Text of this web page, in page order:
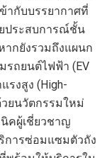
ากับบรรยากาศที่
ประสบการณ์ชั้น
ากยังรวมถึงแผนก
รถยนต์ไฟฟ้า (EV
รงสูง (High-
ยนวัตกรรมใหม่
คผู้เชี่ยวชาญ
การซ่อมแซมตัวถัง